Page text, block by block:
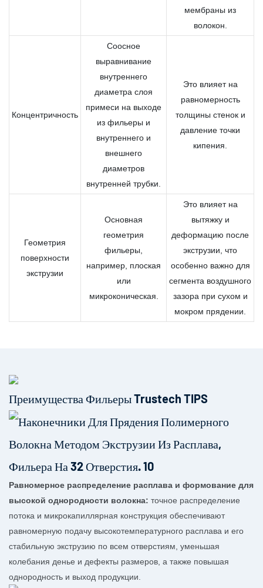
мембраны из
волокон.
Концентричность
Соосное
выравнивание
внутреннего
диаметра слоя
примеси на выходе
из фильеры и
внутреннего и
внешнего
диаметров
внутренней трубки.
Это влияет на
равномерность
толщины стенок и
давление точки
кипения.
Геометрия
поверхности
экструзии
Основная
геометрия
фильеры,
например, плоская
или
микроконическая.
Это влияет на
вытяжку и
деформацию после
экструзии, что
особенно важно для
сегмента воздушного
зазора при сухом и
мокром прядении.
Преимущества Фильеры Trustech TIPS
Равномерное распределение расплава и формование для
высокой однородности волокна: точное распределение
потока и микрокапиллярная конструкция обеспечивают
равномерную подачу высокотемпературного расплава и его
стабильную экструзию по всем отверстиям, уменьшая
колебания денье и дефекты размеров, а также повышая
однородность и выход продукции.